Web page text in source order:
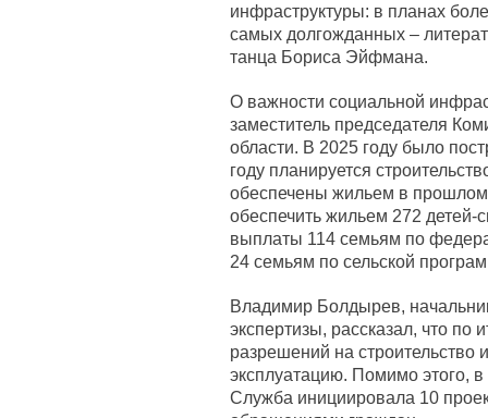
инфраструктуры: в планах
самых долгожданных –
танца Бориса Эйфмана.
О важности социальной
заместитель председателя
области. В 2025 году было
году планируется
обеспечены жильем в прошлом
обеспечить жильем 272 детей-
выплаты 114 семьям по
24 семьям по сельской
Владимир Болдырев,
экспертизы, рассказал, что
разрешений на
эксплуатацию. Помимо этого,
Служба инициировала 10